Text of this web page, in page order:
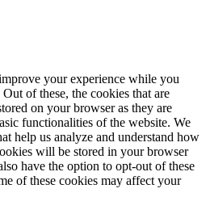
your experience while you
of these, the cookies that are
on your browser as they are
functionalities of the website. We
help us analyze and understand how
will be stored in your browser
have the option to opt-out of these
of these cookies may affect your